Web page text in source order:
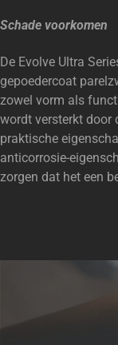
Schade voorkomen
De Evolve Ultra
gepoedercoat
zowel vorm als
wordt versterkt door
praktische
anticorrosie-
zorgen dat het een